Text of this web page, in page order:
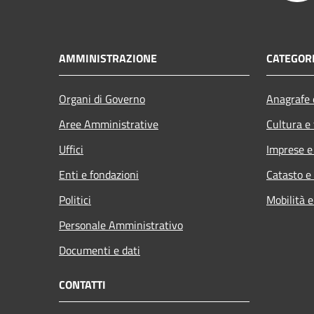
AMMINISTRAZIONE
Organi di Governo
Aree Amministrative
Uffici
Enti e fondazioni
Politici
Personale Amministrativo
Documenti e dati
Cultura
Imprese
Catasto
Mobilità
CONTATTI